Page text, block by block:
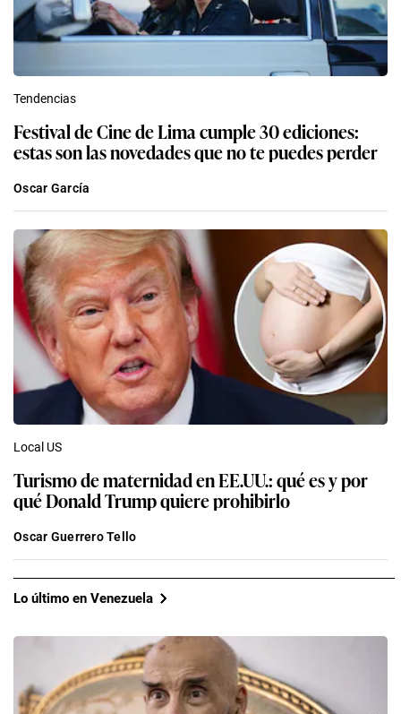
Tendencias
Festival de Cine de Lima cumple 30 ediciones:
estas son las novedades que no te puedes perder
Oscar García
Local US
Turismo de maternidad en EE.UU.: qué es y por
qué Donald Trump quiere prohibirlo
Oscar Guerrero Tello
Lo último en Venezuela